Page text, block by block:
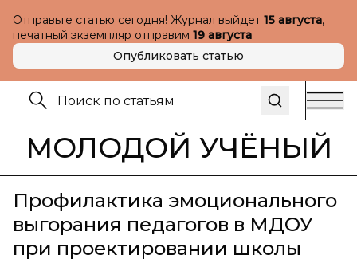
Отправьте статью сегодня! Журнал выйдет 15 августа,
печатный экземпляр отправим 19 августа
Опубликовать статью
МОЛОДОЙ УЧЁНЫЙ
Профилактика эмоционального
выгорания педагогов в МДОУ
при проектировании школы